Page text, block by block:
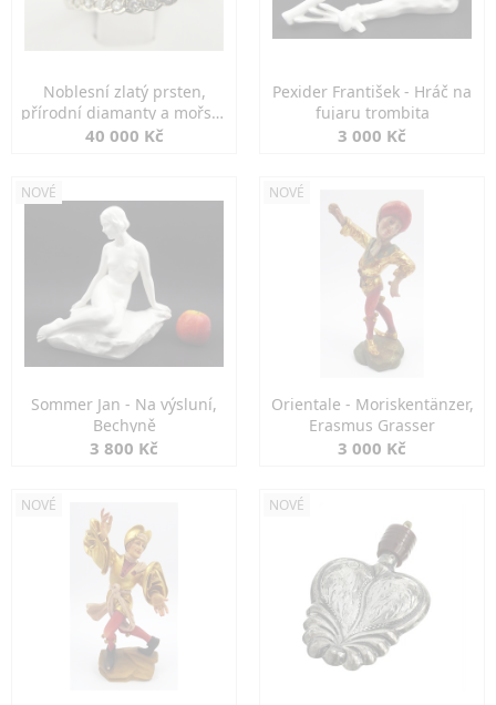
Noblesní zlatý prsten,
přírodní diamanty a mořské
perly
40 000 Kč
Pexider František - Hráč na
fujaru trombita
3 000 Kč
NOVÉ
Sommer Jan - Na výsluní,
Bechyně
3 800 Kč
NOVÉ
Orientale - Moriskentänzer,
Erasmus Grasser
3 000 Kč
NOVÉ NOVÉ